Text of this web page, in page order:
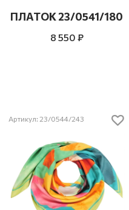
ПЛАТОК 23/0541/180
8 550 ₽
Артикул: 23/0544/243